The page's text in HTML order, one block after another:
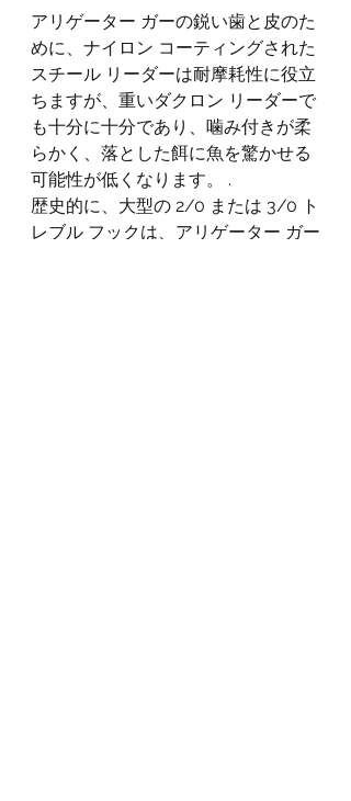
アリゲーター ガーの鋭い歯と皮のた
めに、ナイロン コーティングされた
スチール リーダーは耐摩耗性に役立
ちますが、重いダクロン リーダーで
も十分に十分であり、噛み付きが柔
らかく、落とした餌に魚を驚かせる
可能性が低くなります。 .
歴史的に、大型の 2/0 または 3/0 ト
レブル フックは、アリゲーター ガー